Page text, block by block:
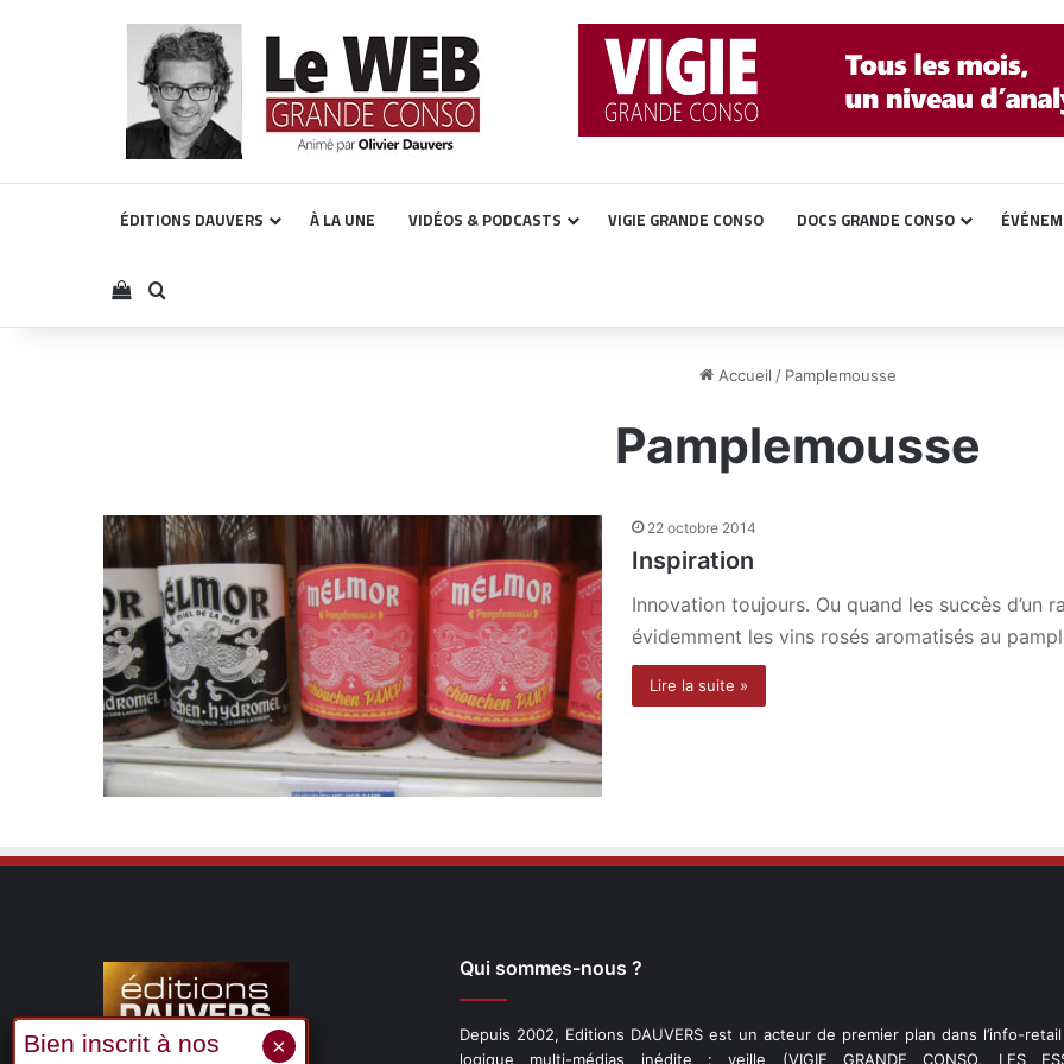
ÉDITIONS DAUVERS À LA UNE VIDÉOS & PODCASTS VIGIE GRANDE CONSO DOCS GRANDE CONSO
Voir votre panier
Rechercher
Accueil / Pamplemousse
Pamplemousse
22 octobre 2014
Inspiration
Innovation toujours. Ou quand les succès d’un
évidemment les vins rosés aromatisés au
Lire la suite »
Qui sommes-nous ?
Depuis 2002, Editions DAUVERS est un acteur de premier plan dans l’info-
logique multi-médias inédite : veille (VIGIE GRANDE CONSO, LES